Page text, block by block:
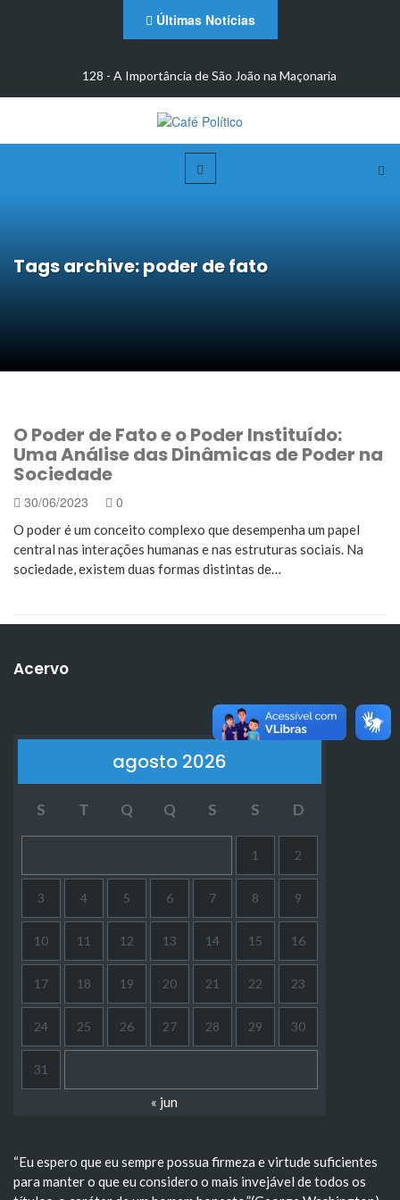
Últimas Notícias
128 - A Importância de São João na Maçonaria
Tags archive: poder de fato
O Poder de Fato e o Poder Instituído:
Uma Análise das Dinâmicas de Poder na
Sociedade
30/06/2023 0
O poder é um conceito complexo que desempenha um papel
central nas interações humanas e nas estruturas sociais. Na
sociedade, existem duas formas distintas de…
Acervo
agosto 2026
S T Q Q S S D
1 2
3 4 5 6 7 8 9
10 11 12 13 14 15 16
17 18 19 20 21 22 23
24 25 26 27 28 29 30
31
« jun
“Eu espero que eu sempre possua firmeza e virtude suficientes
para manter o que eu considero o mais invejável de todos os